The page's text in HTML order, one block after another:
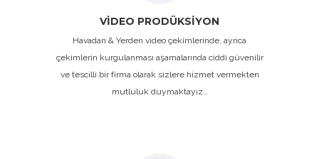
VİDEO PRODÜKSİYON
Havadan & Yerden video çekimlerinde, ayrıca
çekimlerin kurgulanması aşamalarında ciddi güvenilir
ve tescilli bir firma olarak sizlere hizmet vermekten
mutluluk duymaktayız…